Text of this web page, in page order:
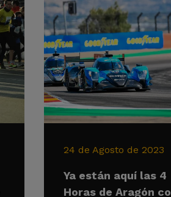
24 de Agosto de 2023
Ya están aquí las 4
Horas de Aragón